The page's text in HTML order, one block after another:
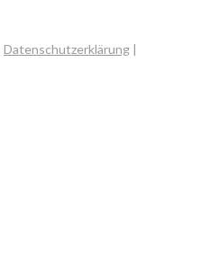
Datenschutzerklärung |